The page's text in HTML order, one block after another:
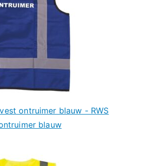
ontruimer blauw - RWS
blauw